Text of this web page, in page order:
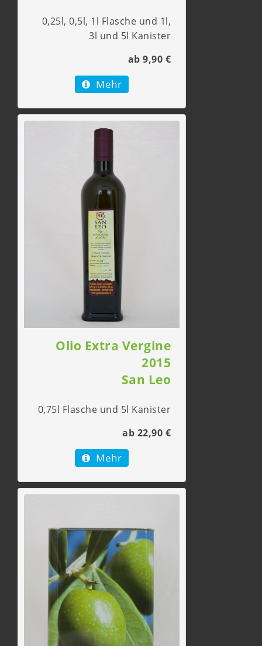
0,25l, 0,5l, 1l Flasche und 1l,
3l und 5l Kanister
ab 9,90 €
Mehr
Olio Extra Vergine
2015
San Leo
0,75l Flasche und 5l Kanister
ab 22,90 €
Mehr